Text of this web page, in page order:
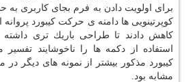
برای اولویت دادن به فرم بجای كاربری
كوپرتینویی ها دامنه ی حركت كیبورد
كاهش دادند تا طراحی باریك تری داشته
استفاده از دكمه ها را ناخوشایند
كیبورد مذكور بیشتر از نمونه های دیگر
مشابه بود.